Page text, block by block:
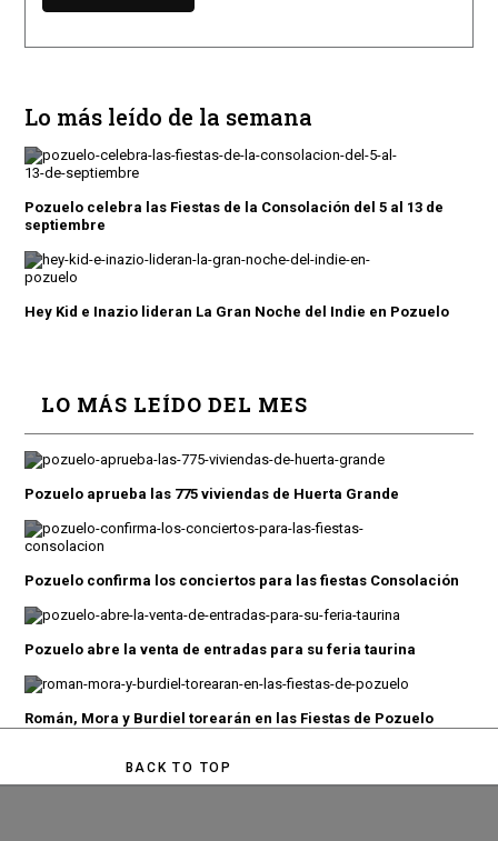
Lo más leído de la semana
Pozuelo celebra las Fiestas de la Consolación del 5 al 13 de
septiembre
Hey Kid e Inazio lideran La Gran Noche del Indie en Pozuelo
LO MÁS LEÍDO DEL MES
Pozuelo aprueba las 775 viviendas de Huerta Grande
Pozuelo confirma los conciertos para las fiestas Consolación
Pozuelo abre la venta de entradas para su feria taurina
Román, Mora y Burdiel torearán en las Fiestas de Pozuelo
BACK TO TOP